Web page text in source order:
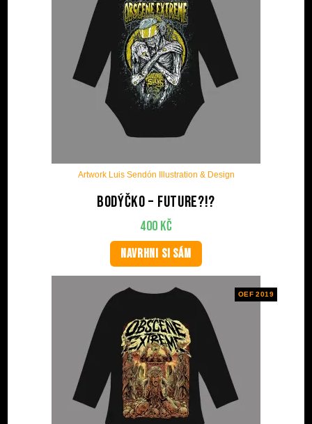
Artwork Luis Sendón Illustration & Design
Bodýčko – Future?!?
400 Kč
NAVRHNI SI SÁM
OEF 2019